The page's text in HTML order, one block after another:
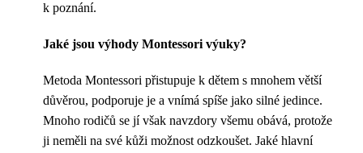
k poznání.
Jaké jsou výhody Montessori výuky?
Metoda Montessori přistupuje k dětem s mnohem větší
důvěrou, podporuje je a vnímá spíše jako silné jedince.
Mnoho rodičů se jí však navzdory všemu obává, protože
ji neměli na své kůži možnost odzkoušet. Jaké hlavní